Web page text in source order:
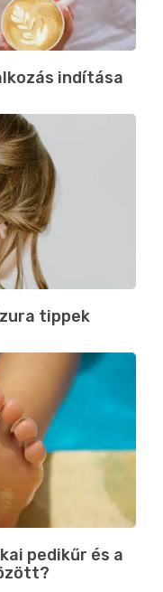
indítása
tippek
pedikűr és a